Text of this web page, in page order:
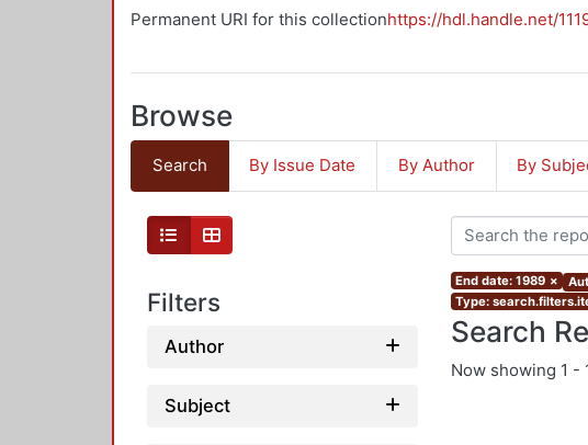
Permanent URI for this collectionhttps://hdl.handle.net/
Browse
Search By Issue Date By Author By
Filters
Author
Subject
End date: 1989 ×
Type:
Search
Now showing 1 -